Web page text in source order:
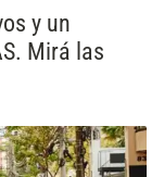
y un
Mirá las